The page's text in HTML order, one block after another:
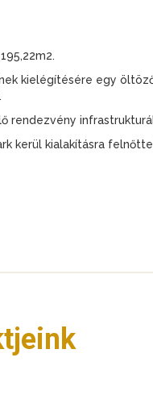
kielégítésére egy
rendezvény
kerül kialakításra felnőttek